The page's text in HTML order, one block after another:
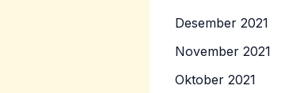
Desember 2021
November 2021
Oktober 2021